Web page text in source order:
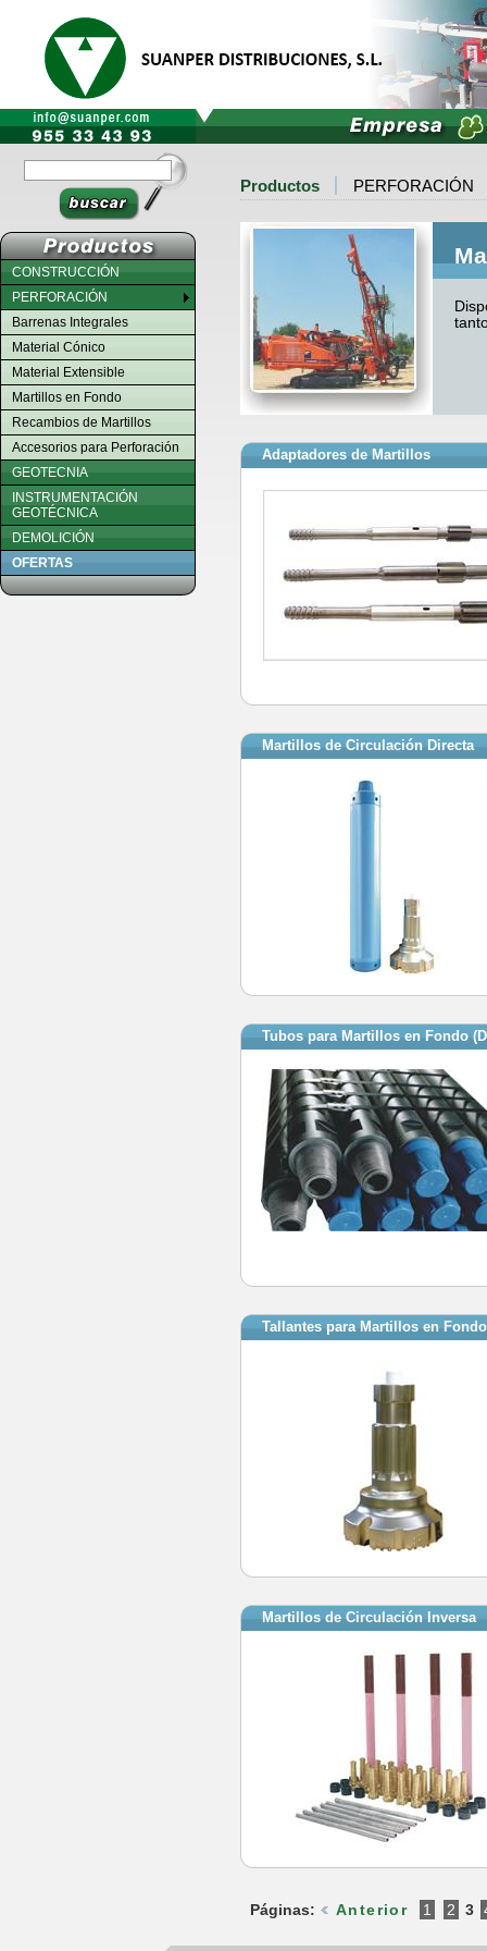
Productos PERFORACIÓN
Adaptadores de Martillos
Martillos de Circulación Directa
Tubos para Martillos en Fondo
Tallantes para Martillos en Fondo
Martillos de Circulación Inversa
Páginas: Anterior 1 2 3
CONSTRUCCIÓN
PERFORACIÓN
Barrenas Integrales
Material Cónico
Material Extensible
Martillos en Fondo
Recambios de Martillos
Accesorios para Perforación
GEOTECNIA
INSTRUMENTACIÓN
GEOTÉCNICA
DEMOLICIÓN
OFERTAS